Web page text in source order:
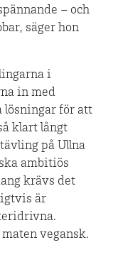
– och
säger hon
i
in med
lösningar för att
klart långt
på Ullna
ambitiös
krävs det
är
vegansk.